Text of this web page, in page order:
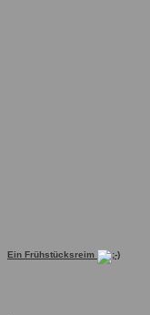
Ein Frühstücksreim